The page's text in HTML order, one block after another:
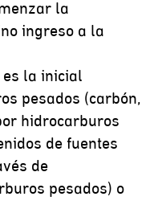
la
ingreso a la
es la inicial
pesados (carbón,
hidrocarburos
de fuentes
de
pesados) o